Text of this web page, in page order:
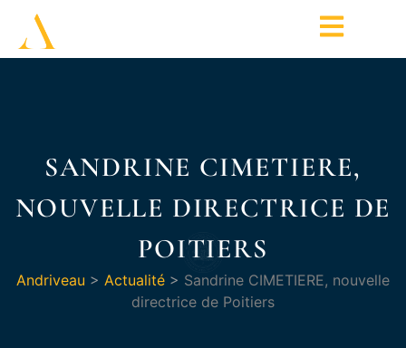
SANDRINE CIMETIERE,
NOUVELLE DIRECTRICE DE
POITIERS
Andriveau > Actualité > Sandrine CIMETIERE, nouvelle
directrice de Poitiers